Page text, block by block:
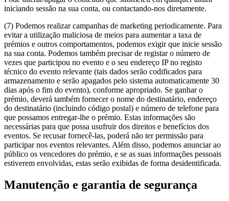
iniciando sessão na sua conta, ou contactando-nos diretamente.
(7) Podemos realizar campanhas de marketing periodicamente. Para
evitar a utilização maliciosa de meios para aumentar a taxa de
prémios e outros comportamentos, podemos exigir que inicie sessão
na sua conta. Podemos também precisar de registar o número de
vezes que participou no evento e o seu endereço IP no registo
técnico do evento relevante (tais dados serão codificados para
armazenamento e serão apagados pelo sistema automaticamente 30
dias após o fim do evento), conforme apropriado. Se ganhar o
prémio, deverá também fornecer o nome do destinatário, endereço
do destinatário (incluindo código postal) e número de telefone para
que possamos entregar-lhe o prémio. Estas informações são
necessárias para que possa usufruir dos direitos e benefícios dos
eventos. Se recusar fornecê-las, poderá não ter permissão para
participar nos eventos relevantes. Além disso, podemos anunciar ao
público os vencedores do prémio, e se as suas informações pessoais
estiverem envolvidas, estas serão exibidas de forma desidentificada.
Manutenção e garantia de segurança